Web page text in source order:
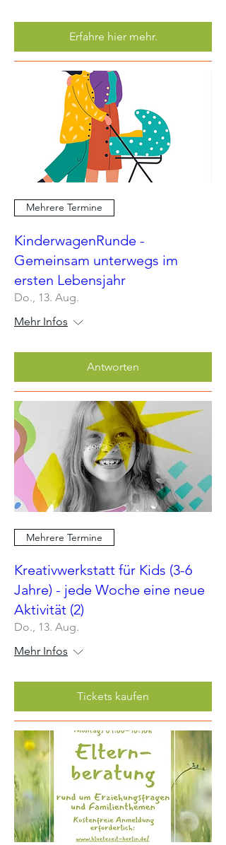
Erfahre hier mehr.
Mehrere Termine
KinderwagenRunde -
Gemeinsam unterwegs im
ersten Lebensjahr
Do., 13. Aug.
Mehr Infos
Antworten
Mehrere Termine
Kreativwerkstatt für Kids (3-6
Jahre) - jede Woche eine neue
Aktivität (2)
Do., 13. Aug.
Mehr Infos
Tickets kaufen